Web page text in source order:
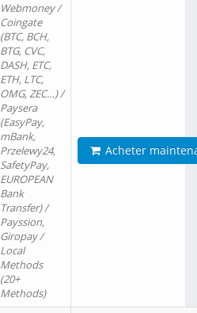
Webmoney /
Coingate
(BTC, BCH,
BTG, CVC,
DASH, ETC,
ETH, LTC,
OMG, ZEC…) /
Paysera
(EasyPay,
mBank,
Przelewy24,
SafetyPay,
EUROPEAN
Bank
Transfer) /
Payssion,
Giropay /
Local
Methods
(20+
Methods)
Acheter